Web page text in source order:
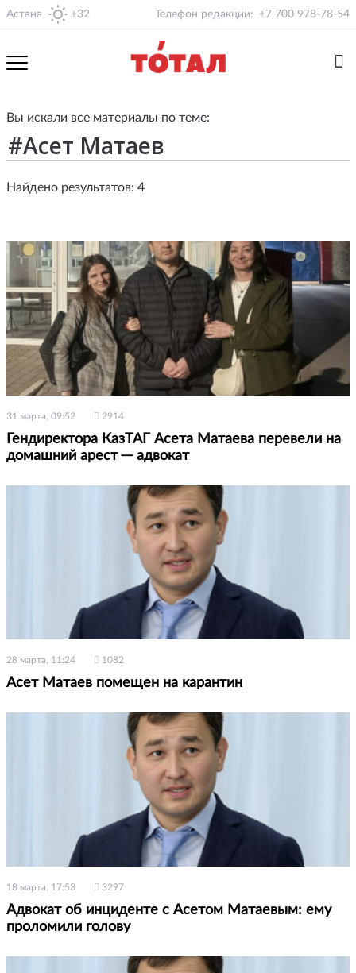
Астана +32 Телефон редакции: +7 700 978-78-54
Вы искали все материалы по теме:
Найдено результатов: 4
31 марта, 09:52 2914
Гендиректора КазТАГ Асета Матаева перевели на
домашний арест ─ адвокат
28 марта, 11:24 1082
Асет Матаев помещен на карантин
18 марта, 17:53 3297
Адвокат об инциденте с Асетом Матаевым: ему
проломили голову